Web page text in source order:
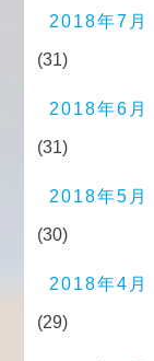
2018年7月
(31)
2018年6月
(31)
2018年5月
(30)
2018年4月
(29)